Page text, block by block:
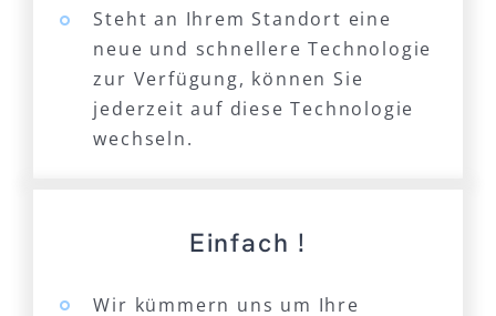
Steht an Ihrem Standort eine
neue und schnellere Technologie
zur Verfügung, können Sie
jederzeit auf diese Technologie
wechseln.
Einfach !
Wir kümmern uns um Ihre